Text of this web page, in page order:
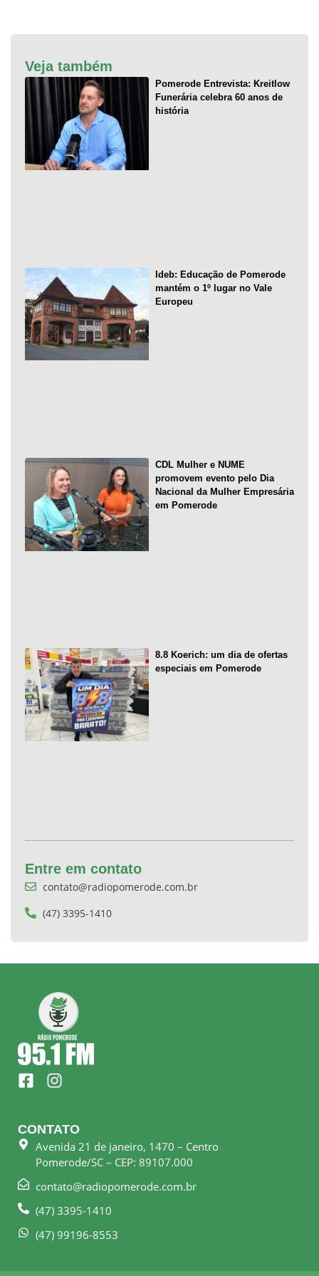
Veja também
Pomerode Entrevista: Kreitlow
Funerária celebra 60 anos de
história
Ideb: Educação de Pomerode
mantém o 1º lugar no Vale
Europeu
CDL Mulher e NUME
promovem evento pelo Dia
Nacional da Mulher Empresária
em Pomerode
8.8 Koerich: um dia de ofertas
especiais em Pomerode
Entre em contato
contato@radiopomerode.com.br
(47) 3395-1410
F
a
e
b
o
k
s
q
a
I
n
t
a
g
r
a
m
CONTATO
Avenida 21 de janeiro, 1470 – Centro
Pomerode/SC – CEP: 89107.000
contato@radiopomerode.com.br
(47) 3395-1410
(47) 99196-8553